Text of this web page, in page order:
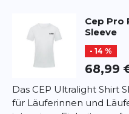
Cep Pro
Sleeve
- 14 %
68,99
Das CEP Ultralight Shirt
für Läuferinnen und